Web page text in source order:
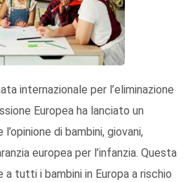
internazionale per l’eliminazione
Europea ha lanciato un
di bambini, giovani,
europea per l’infanzia. Questa
a tutti i bambini in Europa a rischio